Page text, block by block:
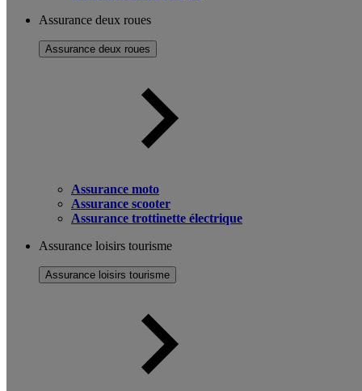
Assurance deux roues
Assurance deux roues
Assurance moto
Assurance scooter
Assurance trottinette électrique
Assurance loisirs tourisme
Assurance loisirs tourisme